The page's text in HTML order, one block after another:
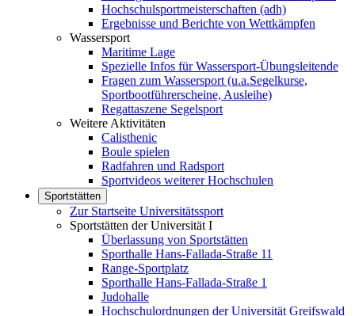
Hochschulsportmeisterschaften (adh)
Ergebnisse und Berichte von Wettkämpfen
Wassersport
Maritime Lage
Spezielle Infos für Wassersport-Übungsleitende
Fragen zum Wassersport (u.a.Segelkurse,
Sportbootführerscheine, Ausleihe)
Regattaszene Segelsport
Weitere Aktivitäten
Calisthenic
Boule spielen
Radfahren und Radsport
Sportvideos weiterer Hochschulen
Sportstätten
Zur Startseite Universitätssport
Sportstätten der Universität I
Überlassung von Sportstätten
Sporthalle Hans-Fallada-Straße 11
Range-Sportplatz
Sporthalle Hans-Fallada-Straße 1
Judohalle
Hochschulordnungen der Universität Greifswald